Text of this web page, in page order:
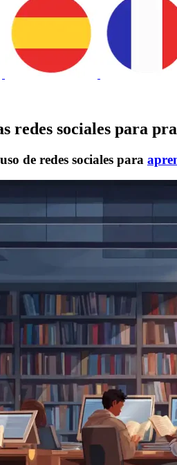
redes sociales para
de redes sociales para